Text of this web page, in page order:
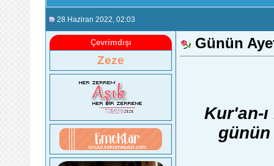
28 Haziran 2022 , 02:03
Çevrimdışı
Zeze
Günün
Kur'an-
günün